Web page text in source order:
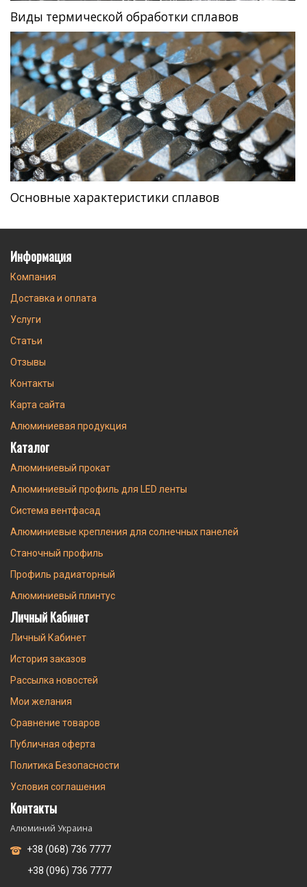
Виды термической обработки сплавов
Основные характеристики сплавов
Информация
Компания
Доставка и оплата
Услуги
Статьи
Отзывы
Контакты
Карта сайта
Алюминиевая продукция
Каталог
Алюминиевый прокат
Алюминиевый профиль для LED ленты
Система вентфасад
Алюминиевые крепления для солнечных панелей
Станочный профиль
Профиль радиаторный
Алюминиевый плинтус
Личный Кабинет
Личный Кабинет
История заказов
Рассылка новостей
Мои желания
Сравнение товаров
Публичная оферта
Политика Безопасности
Условия соглашения
Контакты
Алюминий Украина
+38 (068) 736 7777
+38 (096) 736 7777